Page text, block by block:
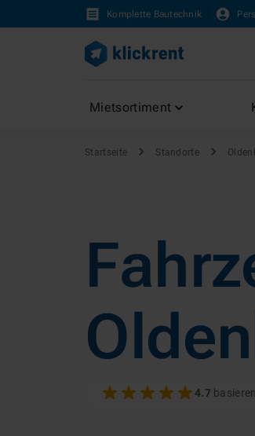
Komplette Bautechnik
Mietsortiment
Startseite Standorte
4.7